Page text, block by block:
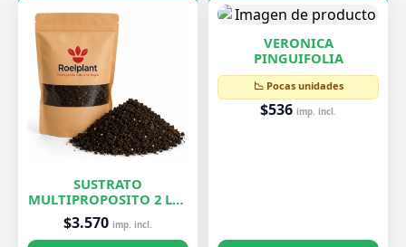
SUSTRATO
MULTIPROPOSITO 2 LTS
ROELPLANT
$3.570 imp. incl.
VERONICA
PINGUIFOLIA
📉 Pocas unidades
$536 imp. incl.